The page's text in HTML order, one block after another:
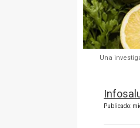
Una
Publicado: